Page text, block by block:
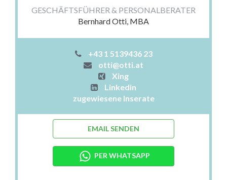
GESCHÄFTSFÜHRER & PERSONALBERATER
Bernhard Otti, MBA
+43 1 5139436 23
otti@otti.at
Xing
Linkedin
zugewiesene Inserate
EMAIL SENDEN
PER WHATSAPP